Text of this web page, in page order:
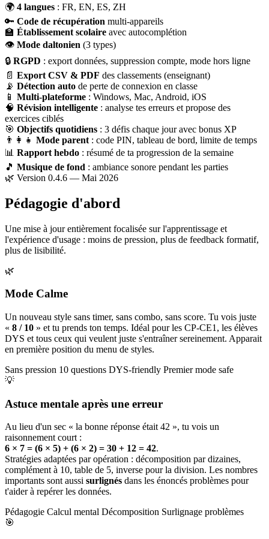
🌍 4 langues : FR, EN, ES, ZH
🔑 Code de récupération multi-appareils
🏫 Établissement scolaire avec autocomplétion
👁 Mode daltonien (3 types)
🔒 RGPD : export données, suppression compte, mode hors ligne
📄 Export CSV & PDF des classements (enseignant)
📡 Détection auto de perte de connexion en classe
📱 Multi-plateforme : Windows, Mac, Android, iOS
🧠 Révision intelligente : analyse tes erreurs et propose des
exercices ciblés
🎯 Objectifs quotidiens : 3 défis chaque jour avec bonus XP
👨‍👩‍👧 Mode parent : code PIN, tableau de bord, limite de temps
📊 Rapport hebdo : résumé de ta progression de la semaine
🎵 Musique de fond : ambiance sonore pendant les parties
🌿 Version 0.4.6 — Mai 2026
Pédagogie d'abord
Une mise à jour entièrement focalisée sur l'apprentissage et
l'expérience d'usage : moins de pression, plus de feedback formatif,
plus de lisibilité.
🌿
Mode Calme
Un nouveau style sans timer, sans combo, sans score. Tu vois juste
« 8 / 10 » et tu prends ton temps. Idéal pour les CP-CE1, les élèves
DYS et tous ceux qui veulent juste s'entraîner sereinement. Apparait
en première position du menu de styles.
Sans pression 10 questions DYS-friendly Premier mode safe
💡
Astuce mentale après une erreur
Au lieu d'un sec « la bonne réponse était 42 », tu vois un
raisonnement court :
6 × 7 = (6 × 5) + (6 × 2) = 30 + 12 = 42.
Stratégies adaptées par opération : décomposition par dizaines,
complément à 10, table de 5, inverse pour la division. Les nombres
importants sont aussi surlignés dans les énoncés problèmes pour
t'aider à repérer les données.
Pédagogie Calcul mental Décomposition Surlignage problèmes
🎯